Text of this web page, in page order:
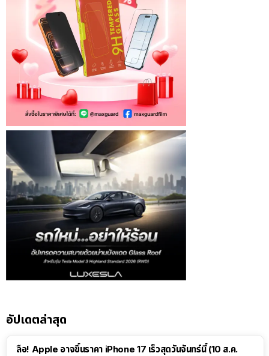
อัปเดตล่าสุด
ลือ! Apple อาจขึ้นราคา iPhone 17 เร็วสุดวันจันทร์นี้ (10 ส.ค.